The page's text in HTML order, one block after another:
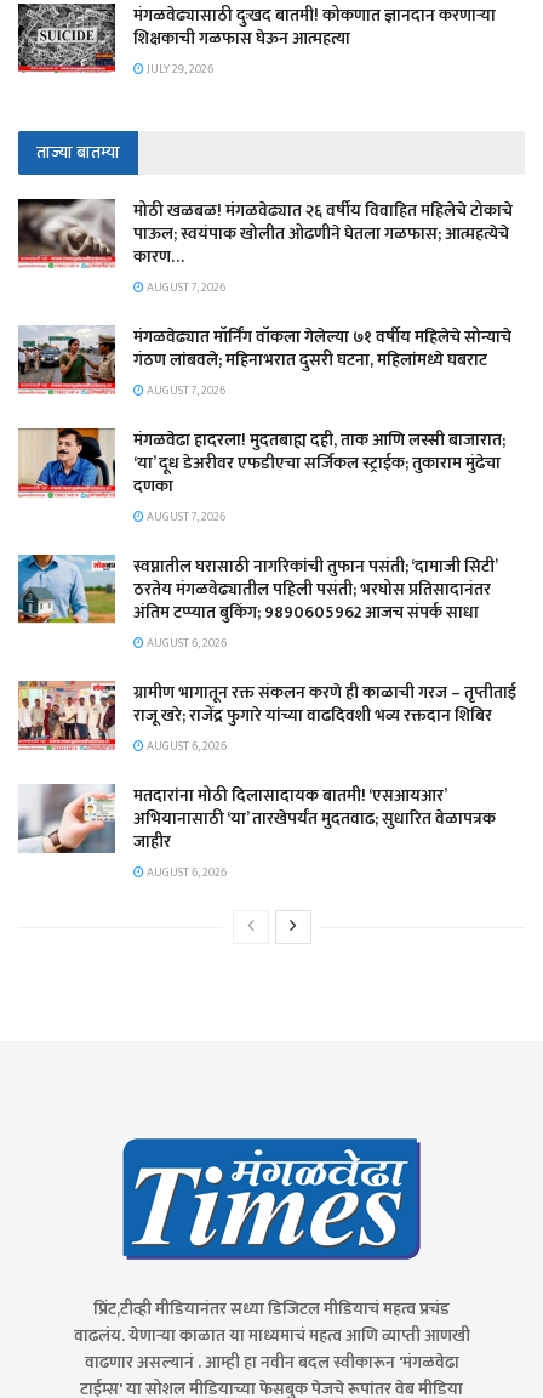
मंगळवेढ्यासाठी दुःखद बातमी! कोकणात ज्ञानदान करणाऱ्या
शिक्षकाची गळफास घेऊन आत्महत्या
JULY 29, 2026
ताज्या बातम्या
मोठी खळबळ! मंगळवेढ्यात २६ वर्षीय विवाहित महिलेचे टोकाचे
पाऊल; स्वयंपाक खोलीत ओढणीने घेतला गळफास; आत्महत्येचे
कारण…
AUGUST 7, 2026
मंगळवेढ्यात मॉर्निंग वॉकला गेलेल्या ७१ वर्षीय महिलेचे सोन्याचे
गंठण लांबवले; महिनाभरात दुसरी घटना, महिलांमध्ये घबराट
AUGUST 7, 2026
​मंगळवेढा हादरला! मुदतबाह्य दही, ताक आणि लस्सी बाजारात;
‘या’ दूध डेअरीवर एफडीएचा सर्जिकल स्ट्राईक; ​तुकाराम मुंढेचा
दणका
AUGUST 7, 2026
स्वप्नातील घरासाठी नागरिकांची तुफान पसंती; ‘दामाजी सिटी’
ठरतेय मंगळवेढ्यातील पहिली पसंती; भरघोस प्रतिसादानंतर
अंतिम टप्प्यात बुकिंग; 9890605962 आजच संपर्क साधा
AUGUST 6, 2026
ग्रामीण भागातून रक्त संकलन करणे ही काळाची गरज – तृप्तीताई
राजू खरे; राजेंद्र फुगारे यांच्या वाढदिवशी भव्य रक्तदान शिबिर
AUGUST 6, 2026
मतदारांना मोठी दिलासादायक बातमी! ‘एसआयआर’
अभियानासाठी ‘या’ तारखेपर्यंत मुदतवाढ; सुधारित वेळापत्रक
जाहीर
AUGUST 6, 2026
प्रिंट,टीव्ही मीडियानंतर सध्या डिजिटल मीडियाचं महत्व प्रचंड
वाढलंय. येणाऱ्या काळात या माध्यमाचं महत्व आणि व्याप्ती आणखी
वाढणार असल्यानं . आम्ही हा नवीन बदल स्वीकारून 'मंगळवेढा
टाईम्स' या सोशल मीडियाच्या फेसबुक पेजचे रूपांतर वेब मीडिया